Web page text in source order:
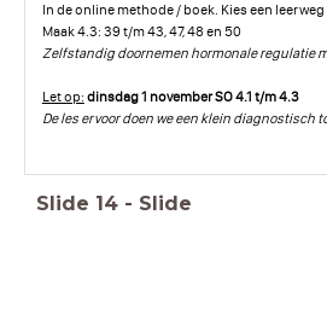
In de online methode / boek. Kies een
Maak 4.3: 39 t/m 43, 47, 48 en 50
Zelfstandig doornemen hormonale regulatie
Let op: dinsdag 1 november SO 4.1 t/m 4.3
De les ervoor doen we een klein diagnostisch
Slide 14 - Slide